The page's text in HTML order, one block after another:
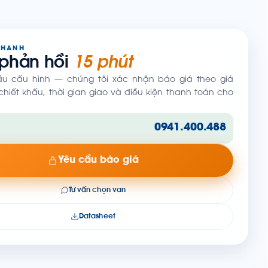
hồi 15 phút
cấu hình — chúng tôi xác nhận báo giá theo giá
khấu, thời gian giao và điều kiện thanh toán cho
0941.400.488
Yêu cầu báo giá
Tư vấn chọn van
Datasheet